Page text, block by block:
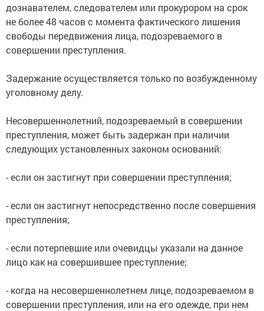
дознавателем, следователем или прокурором на срок
не более 48 часов с момента фактического лишения
свободы передвижения лица, подозреваемого в
совершении преступления.
Задержание осуществляется только по возбужденному
уголовному делу.
Несовершеннолетний, подозреваемый в совершении
преступления, может быть задержан при наличии
следующих установленных законом оснований:
- если он застигнут при совершении преступления;
- если он застигнут непосредственно после совершения
преступления;
- если потерпевшие или очевидцы указали на данное
лицо как на совершившее преступление;
- когда на несовершеннолетнем лице, подозреваемом в
совершении преступления, или на его одежде, при нем